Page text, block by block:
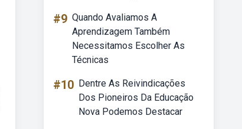
#9 Quando Avaliamos A
Aprendizagem Também
Necessitamos Escolher As
Técnicas
#10 Dentre As Reivindicações
Dos Pioneiros Da Educação
Nova Podemos Destacar